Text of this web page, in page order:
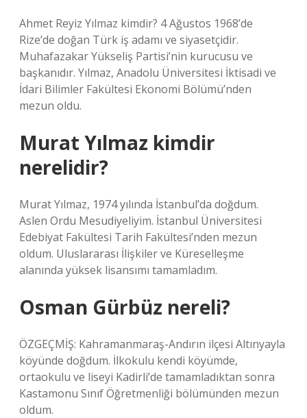
Ahmet Reyiz Yılmaz kimdir? 4 Ağustos 1968’de
Rize’de doğan Türk iş adamı ve siyasetçidir.
Muhafazakar Yükseliş Partisi’nin kurucusu ve
başkanıdır. Yılmaz, Anadolu Üniversitesi İktisadi ve
İdari Bilimler Fakültesi Ekonomi Bölümü’nden
mezun oldu.
Murat Yılmaz kimdir
nerelidir?
Murat Yılmaz, 1974 yılında İstanbul’da doğdum.
Aslen Ordu Mesudiyeliyim. İstanbul Üniversitesi
Edebiyat Fakültesi Tarih Fakültesi’nden mezun
oldum. Uluslararası İlişkiler ve Küreselleşme
alanında yüksek lisansımı tamamladım.
Osman Gürbüz nereli?
ÖZGEÇMİŞ: Kahramanmaraş-Andırın ilçesi Altınyayla
köyünde doğdum. İlkokulu kendi köyümde,
ortaokulu ve liseyi Kadirli’de tamamladıktan sonra
Kastamonu Sınıf Öğretmenliği bölümünden mezun
oldum.